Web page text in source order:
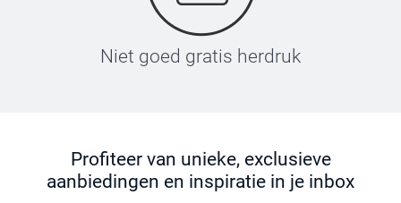
Niet goed gratis herdruk
Profiteer van unieke, exclusieve
aanbiedingen en inspiratie in je inbox